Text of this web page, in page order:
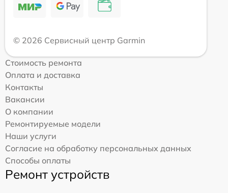
© 2026 Сервисный центр Garmin
Стоимость ремонта
Оплата и доставка
Контакты
Вакансии
О компании
Ремонтируемые модели
Наши услуги
Согласие на обработку персональных данных
Способы оплаты
Ремонт устройств